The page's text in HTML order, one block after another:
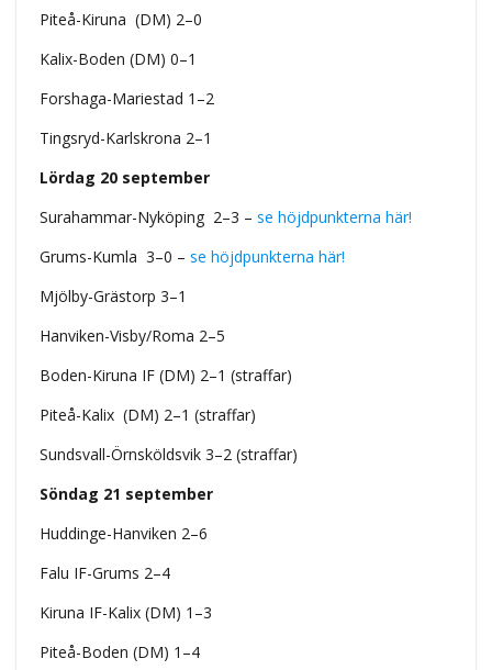
Piteå-Kiruna (DM) 2–0
Kalix-Boden (DM) 0–1
Forshaga-Mariestad 1–2
Tingsryd-Karlskrona 2–1
Lördag 20 september
Surahammar-Nyköping 2–3 – se höjdpunkterna här!
Grums-Kumla 3–0 – se höjdpunkterna här!
Mjölby-Grästorp 3–1
Hanviken-Visby/Roma 2–5
Boden-Kiruna IF (DM) 2–1 (straffar)
Piteå-Kalix (DM) 2–1 (straffar)
Sundsvall-Örnsköldsvik 3–2 (straffar)
Söndag 21 september
Huddinge-Hanviken 2–6
Falu IF-Grums 2–4
Kiruna IF-Kalix (DM) 1–3
Piteå-Boden (DM) 1–4